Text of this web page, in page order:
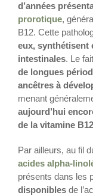
d’années
prorotique,
B12. Cette
eux, synthétisent
intestinales. Le
de longues
ancêtres à
menant
aujourd’hui
de la vitamine
Par ailleurs, au fil
acides alpha-
présents dans les
disponibles de